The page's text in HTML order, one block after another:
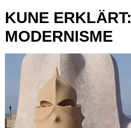
KUNE ERKLÄRT:
MODERNISME